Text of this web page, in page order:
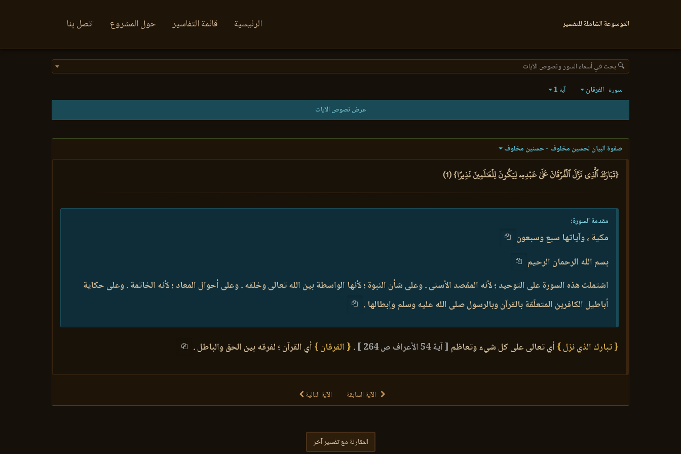
الموسوعة الشاملة للتفسير الرئيسية قائمة التفاسير حول المشروع اتصل بنا
🔍 بحث في أسماء السور ونصوص الآيات
سورة الفرقان آية 1
عرض نصوص الآيات
صفوة البيان لحسين مخلوف - حسنين مخلوف
{تَبَارَكَ ٱلَّذِي نَزَّلَ ٱلۡفُرۡقَانَ عَلَىٰ عَبۡدِهِۦ لِيَكُونَ لِلۡعَٰلَمِينَ نَذِيرًا} (1)
مقدمة السورة:
مكية ، وآياتها سبع وسبعون
بسم الله الرحمان الرحيم
اشتملت هذه السورة على التوحيد ؛ لأنه المقصد الأسنى . وعلى شأن النبوة ؛ لأنها الواسطة بين الله تعالى وخلقه . وعلى أحوال المعاد ؛ لأنه الخاتمة . وعلى حكاية
أباطيل الكافرين المتعلّقة بالقرآن وبالرسول صلى الله عليه وسلم وإبطالها .
{ تبارك الذي نزل } أي تعالى على كل شيء وتعاظم [ آية 54 الأعراف ص 264 ] . { الفرقان } أي القرآن ؛ لفرقه بين الحق والباطل .
الآية السابقة الآية التالية
المقارنة مع تفسير آخر